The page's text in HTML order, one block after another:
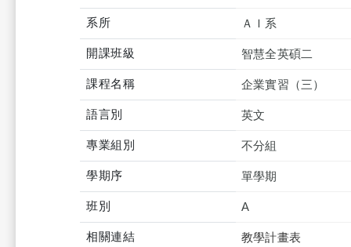
系所 ＡＩ系
開課班級 智慧全英碩二
課程名稱 企業實習（三）
語言別 英文
專業組別 不分組
學期序 單學期
班別 A
相關連結 教學計畫表